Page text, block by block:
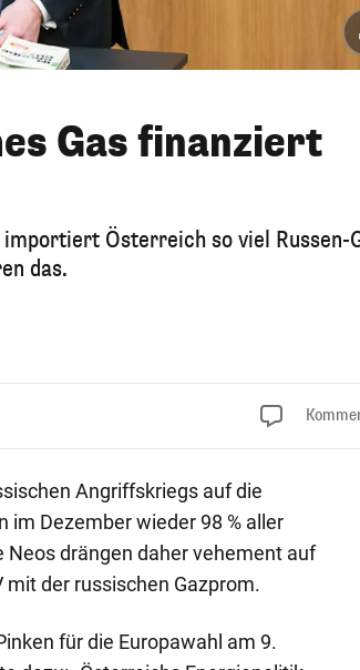
Gas finanziert
Österreich so viel Russen-
das.
Angriffskriegs auf die
Dezember wieder 98 % aller
Neos drängen daher vehement auf
der russischen Gazprom.
für die Europawahl am 9.